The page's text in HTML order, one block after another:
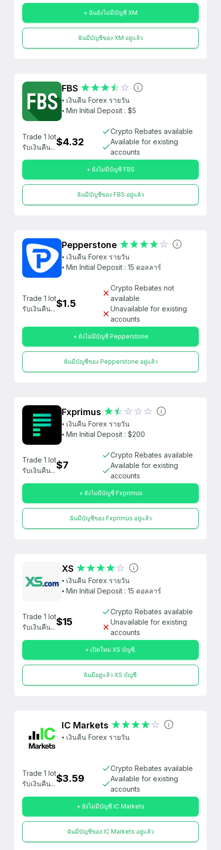
+ ฉันยังไม่มีบัญชี XM
ฉันมีบัญชีของ XM อยู่แล้ว
FBS
⦁ เงินคืน Forex รายวัน
⦁ Min Initial Deposit : $5
Trade 1 lot
รับเงินคืน...$4.32
Crypto Rebates available
Available for existing
accounts
+ ยังไม่มีบัญชี FBS
ฉันมีบัญชีของ FBS อยู่แล้ว
Pepperstone
⦁ เงินคืน Forex รายวัน
⦁ Min Initial Deposit : 15 ดอลลาร์
Trade 1 lot
รับเงินคืน...$1.5
Crypto Rebates not
available
Unavailable for existing
accounts
+ ยังไม่มีบัญชี Pepperstone
ฉันมีบัญชีของ Pepperstone อยู่แล้ว
Fxprimus
⦁ เงินคืน Forex รายวัน
⦁ Min Initial Deposit : $200
Trade 1 lot
รับเงินคืน...$7
Crypto Rebates available
Available for existing
accounts
+ ยังไม่มีบัญชี Fxprimus
ฉันมีบัญชีของ Fxprimus อยู่แล้ว
XS
⦁ เงินคืน Forex รายวัน
⦁ Min Initial Deposit : 15 ดอลลาร์
Trade 1 lot
รับเงินคืน...$15
Crypto Rebates available
Unavailable for existing
accounts
+ เปิดใหม่ XS บัญชี.
ฉันมีอยู่แล้ว XS บัญชี.
IC Markets
⦁ เงินคืน Forex รายวัน
Trade 1 lot
รับเงินคืน...$3.59
Crypto Rebates available
Available for existing
accounts
+ ยังไม่มีบัญชี IC Markets
ฉันมีบัญชีของ IC Markets อยู่แล้ว